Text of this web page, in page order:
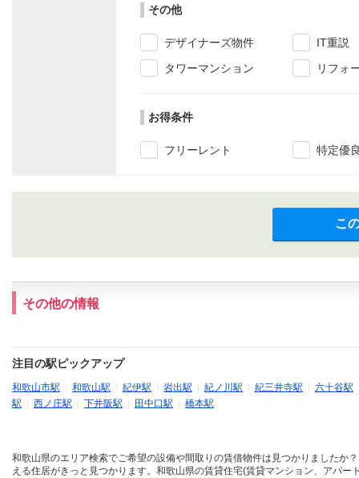
その他
デザイナーズ物件
IT重説
タワーマンション
リフォ
お得条件
フリーレント 特定優
こ
その他の情報
注目の駅ピックアップ
和歌山市駅 和歌山駅 紀伊駅 岩出駅 紀ノ川駅 紀三井寺駅 六十谷駅
駅
西ノ庄駅 下井阪駅 田中口駅 橋本駅
和歌山県のエリア検索でご希望の設備や間取りの賃借物件は見つかりましたか
える住居がきっと見つかります。和歌山県の賃貸住宅(賃貸マンション、アパ